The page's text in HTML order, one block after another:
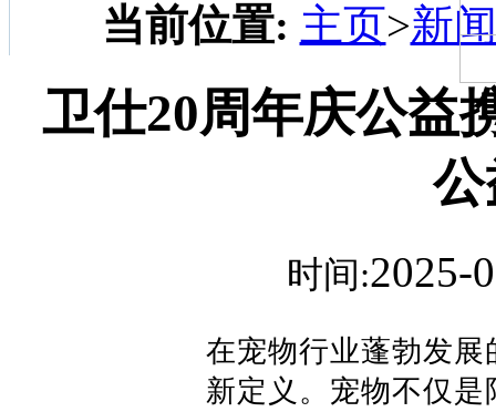
当前位置: 主页>新
卫仕20周年庆公益
时间:2025-
在宠物行业蓬勃发
新定义。宠物不仅